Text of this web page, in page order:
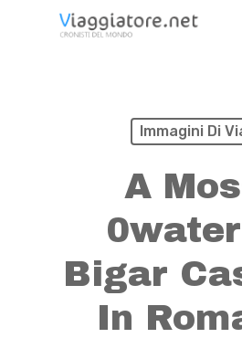
Immagini Di
A
Bigar
In